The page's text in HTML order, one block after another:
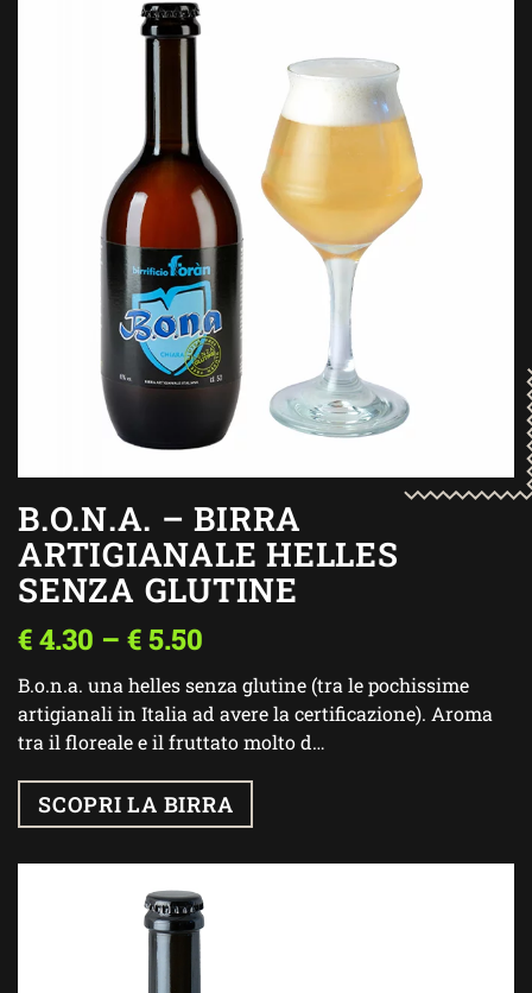
B.O.N.A. – BIRRA
ARTIGIANALE HELLES
SENZA GLUTINE
€4.30 – €5.50
B.o.n.a. una helles senza glutine (tra le pochissime
artigianali in Italia ad avere la certificazione). Aroma
tra il floreale e il fruttato molto d…
SCOPRI LA BIRRA